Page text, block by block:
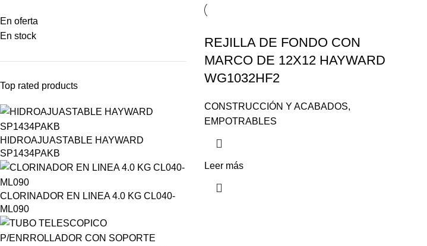
En oferta
En stock
Top rated products
HIDROAJUASTABLE HAYWARD
SP1434PAKB
CLORINADOR EN LINEA 4.0 KG CL040-
ML090
REJILLA DE FONDO CON
MARCO DE 12X12 HAYWARD
WG1032HF2
CONSTRUCCIÓN Y ACABADOS,
EMPOTRABLES
Leer más